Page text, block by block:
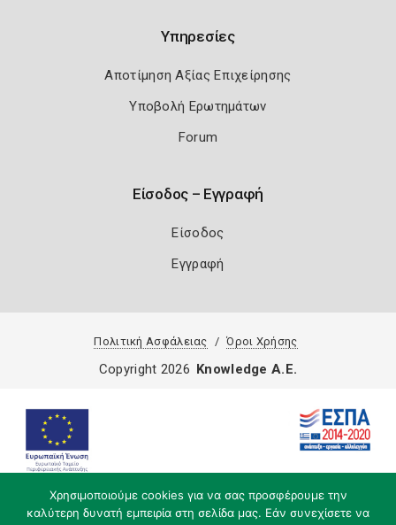
Υπηρεσίες
Αποτίμηση Αξίας Επιχείρησης
Υποβολή Ερωτημάτων
Forum
Είσοδος – Εγγραφή
Είσοδος
Εγγραφή
Πολιτική Ασφάλειας Όροι Χρήσης
Χρησιμοποιούμε cookies για να σας προσφέρουμε την
καλύτερη δυνατή εμπειρία στη σελίδα μας. Εάν συνεχίσετε να
Copyright 2026 Knowledge A.E.